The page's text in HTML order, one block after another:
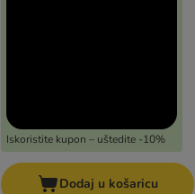
Iskoristite kupon – uštedite -10%
Dodaj u košaricu